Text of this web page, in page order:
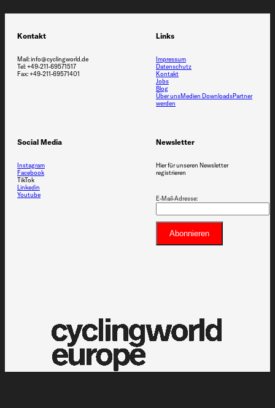
Kontakt
Mail: info@cyclingworld.de
Tel: +49-211-69571517
Fax: +49-211-69571401
Links
Impressum
Datenschutz
Kontakt
Jobs
Blog
Über unsMedien DownloadsPartner
werden
Social Media
Instagram
Facebook
TikTok
Linkedin
Youtube
Newsletter
Hier für unseren Newsletter
registrieren
E-Mail-Adresse: